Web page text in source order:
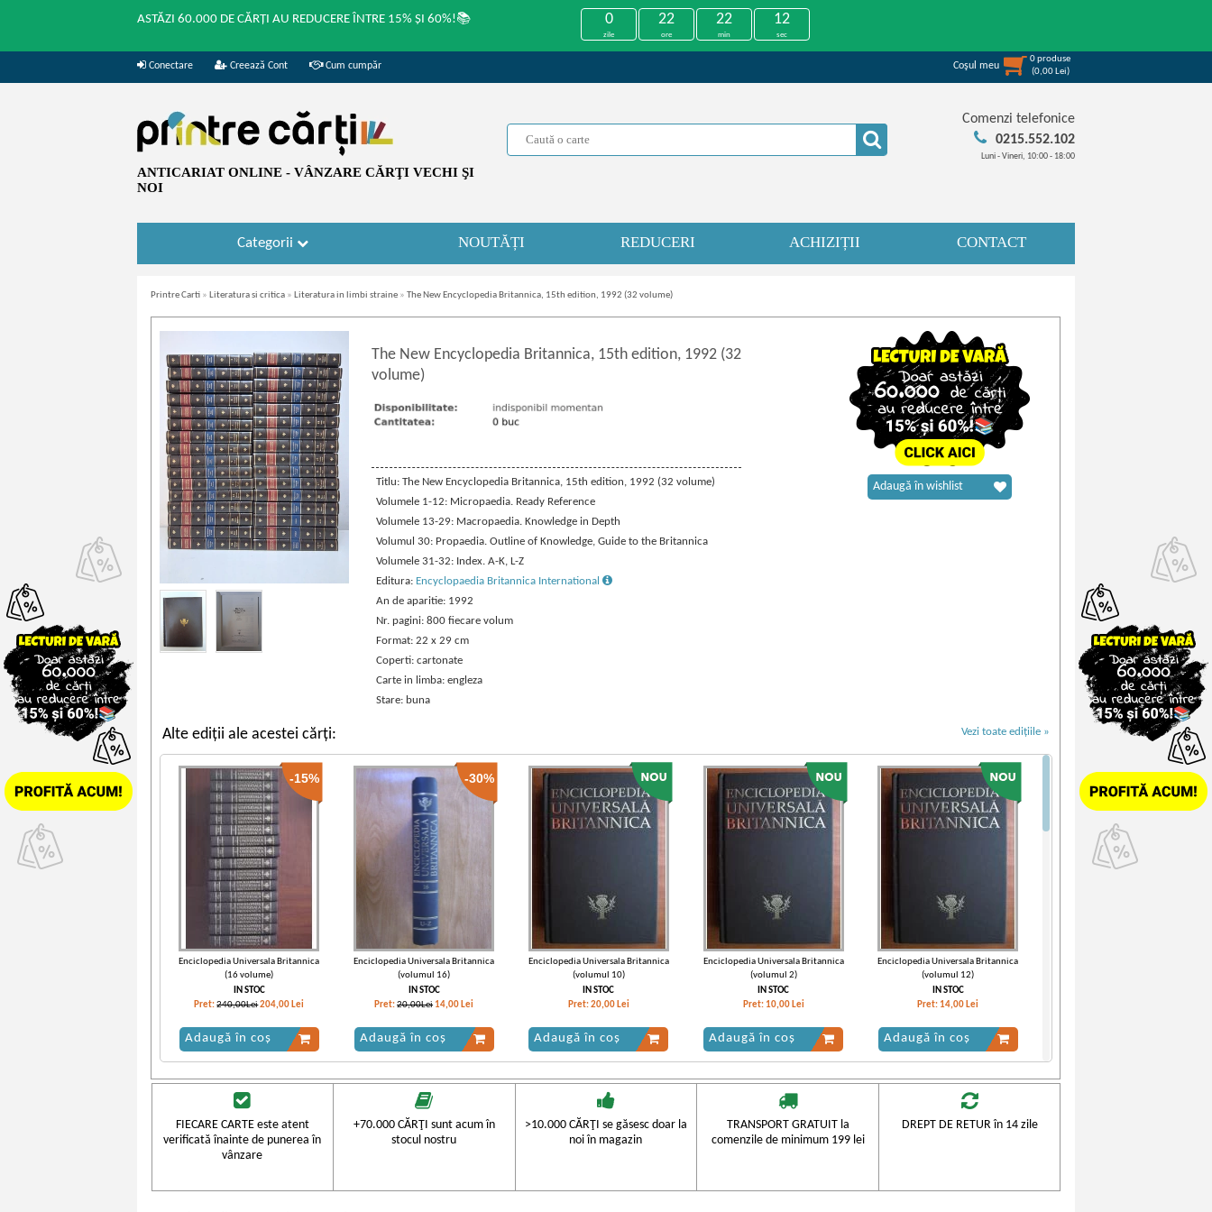
ASTĂZI 60.000 DE CĂRȚI AU REDUCERE ÎNTRE 15% ȘI 60%!📚 0
zile
22
ore
22
min
12
sec
Conectare Creează Cont Cum cumpăr Coşul meu
0produse
(0,00 Lei)
ANTICARIAT ONLINE - VÂNZARE CĂRŢI VECHI ŞI
NOI
Comenzi telefonice
0215.552.102
Luni - Vineri, 10:00 - 18:00
Categorii NOUTĂȚI REDUCERI ACHIZIȚII CONTACT
Printre Carti » Literatura si critica » Literatura in limbi straine » The New Encyclopedia Britannica, 15th edition, 1992 (32 volume)
The New Encyclopedia Britannica, 15th edition, 1992 (32
volume)
Titlu: The New Encyclopedia Britannica, 15th edition, 1992 (32 volume)
Volumele 1-12: Micropaedia. Ready Reference
Volumele 13-29: Macropaedia. Knowledge in Depth
Volumul 30: Propaedia. Outline of Knowledge, Guide to the Britannica
Volumele 31-32: Index. A-K, L-Z
Editura: Encyclopaedia Britannica International
An de aparitie: 1992
Nr. pagini: 800 fiecare volum
Format: 22 x 29 cm
Coperti: cartonate
Carte in limba: engleza
Stare: buna
Adaugă în wishlist
Alte ediții ale acestei cărți: Vezi toate edițiile »
-15%
Enciclopedia Universala Britannica
(16 volume)
IN STOC
Pret:240,00Lei204,00 Lei
Adaugă în coș
-30%
Enciclopedia Universala Britannica
(volumul 16)
IN STOC
Pret:20,00Lei 14,00 Lei
Adaugă în coș
Enciclopedia Universala Britannica
(volumul 10)
IN STOC
Pret:20,00 Lei
Adaugă în coș
Enciclopedia Universala Britannica
(volumul 2)
IN STOC
Pret: 10,00 Lei
Adaugă în coș
Enciclopedia Universala Britannica
(volumul 12)
IN STOC
Pret: 14,00 Lei
Adaugă în coș
FIECARE CARTE este atent
verificată înainte de punerea în
vânzare
+70.000 CĂRŢI sunt acum în
stocul nostru
>10.000 CĂRŢI se găsesc doar la
noi în magazin
TRANSPORT GRATUIT la
comenzile de minimum 199 lei
DREPT DE RETUR în 14 zile